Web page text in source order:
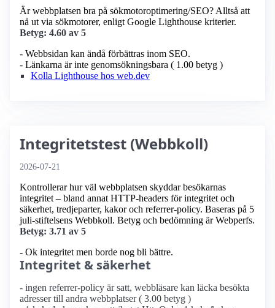
Är webbplatsen bra på sökmotoroptimering/SEO? Alltså att
nå ut via sökmotorer, enligt Google Lighthouse kriterier.
Betyg: 4.60 av 5
- Webbsidan kan ändå förbättras inom SEO.
- Länkarna är inte genomsökningsbara ( 1.00 betyg )
Kolla Lighthouse hos web.dev
Integritetstest (Webbkoll)
2026-07-21
Kontrollerar hur väl webbplatsen skyddar besökarnas
integritet – bland annat HTTP-headers för integritet och
säkerhet, tredjeparter, kakor och referrer-policy. Baseras på 5
juli-stiftelsens Webbkoll. Betyg och bedömning är Webperfs.
Betyg: 3.71 av 5
- Ok integritet men borde nog bli bättre.
Integritet & säkerhet
- ingen referrer-policy är satt, webbläsare kan läcka besökta
adresser till andra webbplatser ( 3.00 betyg )